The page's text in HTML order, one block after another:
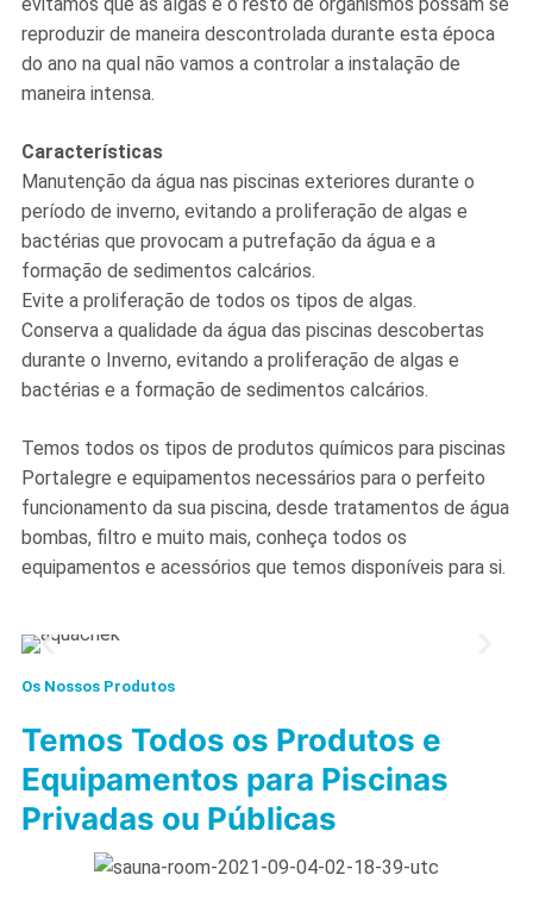
evitamos que as algas e o resto de organismos possam se
reproduzir de maneira descontrolada durante esta época
do ano na qual não vamos a controlar a instalação de
maneira intensa.
Características
Manutenção da água nas piscinas exteriores durante o
período de inverno, evitando a proliferação de algas e
bactérias que provocam a putrefação da água e a
formação de sedimentos calcários.
Evite a proliferação de todos os tipos de algas.
Conserva a qualidade da água das piscinas descobertas
durante o Inverno, evitando a proliferação de algas e
bactérias e a formação de sedimentos calcários.
Temos todos os tipos de produtos químicos para piscinas
Portalegre e equipamentos necessários para o perfeito
funcionamento da sua piscina, desde tratamentos de água
bombas, filtro e muito mais, conheça todos os
equipamentos e acessórios que temos disponíveis para si.
Os Nossos Produtos
Temos Todos os Produtos e
Equipamentos para Piscinas
Privadas ou Públicas